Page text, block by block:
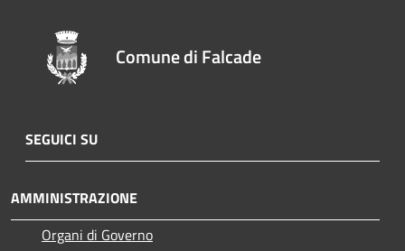
Comune di Falcade
SEGUICI SU
AMMINISTRAZIONE
Organi di Governo